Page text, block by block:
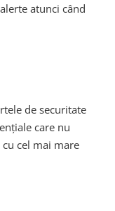
atunci când
de securitate
care nu
cel mai mare